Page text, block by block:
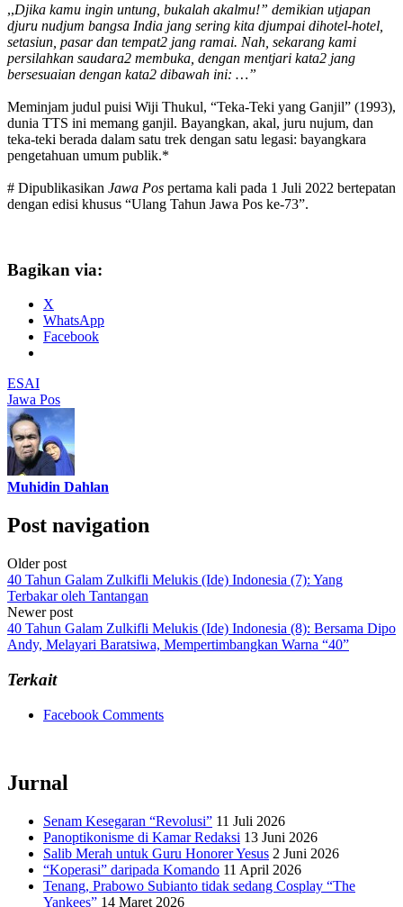
,,Djika kamu ingin untung, bukalah akalmu!” demikian utjapan
djuru nudjum bangsa India jang sering kita djumpai dihotel-hotel,
setasiun, pasar dan tempat2 jang ramai. Nah, sekarang kami
persilahkan saudara2 membuka, dengan mentjari kata2 jang
bersesuaian dengan kata2 dibawah ini: …”
Meminjam judul puisi Wiji Thukul, “Teka-Teki yang Ganjil” (1993),
dunia TTS ini memang ganjil. Bayangkan, akal, juru nujum, dan
teka-teki berada dalam satu trek dengan satu legasi: bayangkara
pengetahuan umum publik.*
# Dipublikasikan Jawa Pos pertama kali pada 1 Juli 2022 bertepatan
dengan edisi khusus “Ulang Tahun Jawa Pos ke-73”.
Bagikan via:
X
WhatsApp
Facebook
ESAI
Jawa Pos
Muhidin Dahlan
Post navigation
Older post
40 Tahun Galam Zulkifli Melukis (Ide) Indonesia (7): Yang
Terbakar oleh Tantangan
Newer post
40 Tahun Galam Zulkifli Melukis (Ide) Indonesia (8): Bersama Dipo
Andy, Melayari Baratsiwa, Mempertimbangkan Warna “40”
Terkait
Facebook Comments
Jurnal
Senam Kesegaran “Revolusi” 11 Juli 2026
Panoptikonisme di Kamar Redaksi 13 Juni 2026
Salib Merah untuk Guru Honorer Yesus 2 Juni 2026
“Koperasi” daripada Komando 11 April 2026
Tenang, Prabowo Subianto tidak sedang Cosplay “The
Yankees” 14 Maret 2026